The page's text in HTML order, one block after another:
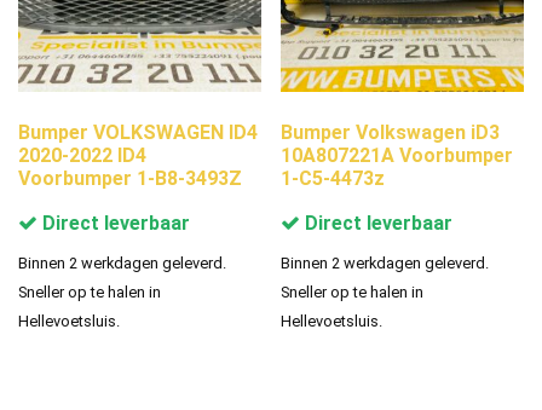
Bumper VOLKSWAGEN ID4
2020-2022 ID4
Voorbumper 1-B8-3493Z
Direct leverbaar
Binnen 2 werkdagen geleverd.
Sneller op te halen in
Hellevoetsluis.
Bumper Volkswagen iD3
10A807221A Voorbumper
1-C5-4473z
Direct leverbaar
Binnen 2 werkdagen geleverd.
Sneller op te halen in
Hellevoetsluis.